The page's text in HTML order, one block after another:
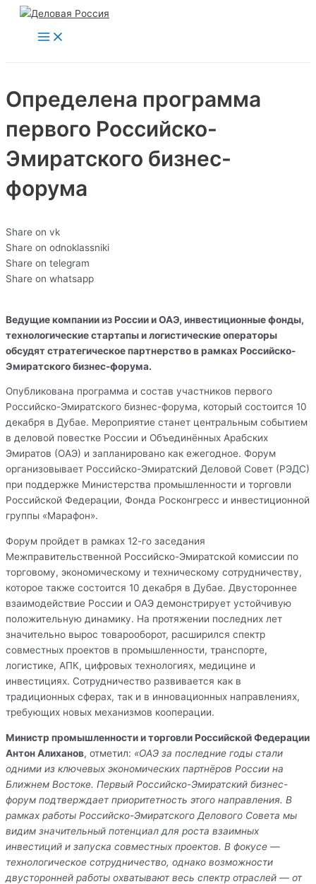
Перейти
содержимому
Menu
Определена программа
первого Российско-
Эмиратского бизнес-
форума
Share on vk
Share on odnoklassniki
Share on telegram
Share on whatsapp
Ведущие компании из России и ОАЭ, инвестиционные фонды,
технологические стартапы и логистические операторы
обсудят стратегическое партнерство в рамках Российско-
Эмиратского бизнес-форума.
Опубликована программа и состав участников первого
Российско-Эмиратского бизнес-форума, который состоится 10
декабря в Дубае. Мероприятие станет центральным событием
в деловой повестке России и Объединённых Арабских
Эмиратов (ОАЭ) и запланировано как ежегодное. Форум
организовывает Российско-Эмиратский Деловой Совет (РЭДС)
при поддержке Министерства промышленности и торговли
Российской Федерации, Фонда Росконгресс и инвестиционной
группы «Марафон».
Форум пройдет в рамках 12-го заседания
Межправительственной Российско-Эмиратской комиссии по
торговому, экономическому и техническому сотрудничеству,
которое также состоится 10 декабря в Дубае. Двустороннее
взаимодействие России и ОАЭ демонстрирует устойчивую
положительную динамику. На протяжении последних лет
значительно вырос товарооборот, расширился спектр
совместных проектов в промышленности, транспорте,
логистике, АПК, цифровых технологиях, медицине и
инвестициях. Сотрудничество развивается как в
традиционных сферах, так и в инновационных направлениях,
требующих новых механизмов кооперации.
Министр промышленности и торговли Российской Федерации
Антон Алиханов, отметил: «ОАЭ за последние годы стали
одними из ключевых экономических партнёров России на
Ближнем Востоке. Первый Российско-Эмиратский бизнес-
форум подтверждает приоритетность этого направления. В
рамках работы Российско-Эмиратского Делового Совета мы
видим значительный потенциал для роста взаимных
инвестиций и запуска совместных проектов. В фокусе —
технологическое сотрудничество, однако возможности
двусторонней работы охватывают весь спектр отраслей — от